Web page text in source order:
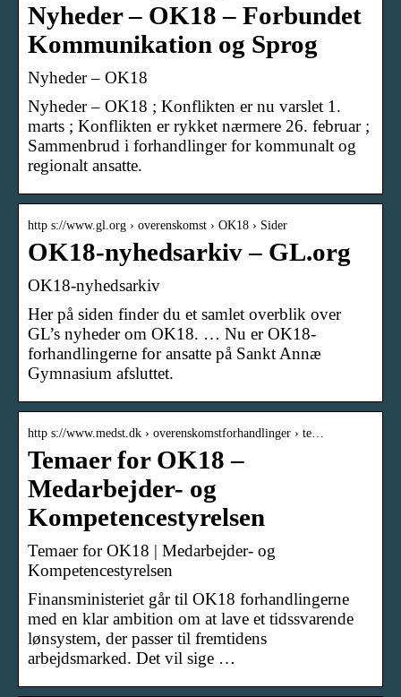
Nyheder – OK18 – Forbundet
Kommunikation og Sprog
Nyheder – OK18
Nyheder – OK18 ; Konflikten er nu varslet 1.
marts ; Konflikten er rykket nærmere 26. februar ;
Sammenbrud i forhandlinger for kommunalt og
regionalt ansatte.
http s://www.gl.org › overenskomst › OK18 › Sider
OK18-nyhedsarkiv – GL.org
OK18-nyhedsarkiv
Her på siden finder du et samlet overblik over
GL’s nyheder om OK18. … Nu er OK18-
forhandlingerne for ansatte på Sankt Annæ
Gymnasium afsluttet.
http s://www.medst.dk › overenskomstforhandlinger › te…
Temaer for OK18 –
Medarbejder- og
Kompetencestyrelsen
Temaer for OK18 | Medarbejder- og
Kompetencestyrelsen
Finansministeriet går til OK18 forhandlingerne
med en klar ambition om at lave et tidssvarende
lønsystem, der passer til fremtidens
arbejdsmarked. Det vil sige …